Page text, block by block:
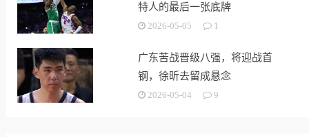
特人的最后一张底牌
2026-05-05 1
广东苦战晋级八强，将迎战首
钢，徐昕去留成悬念
2026-05-04 9